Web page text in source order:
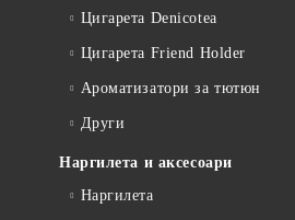
Цигарета Denicotea
Цигарета Friend Holder
Ароматизатори за тютюн
Други
Наргилета и аксесоари
Наргилета